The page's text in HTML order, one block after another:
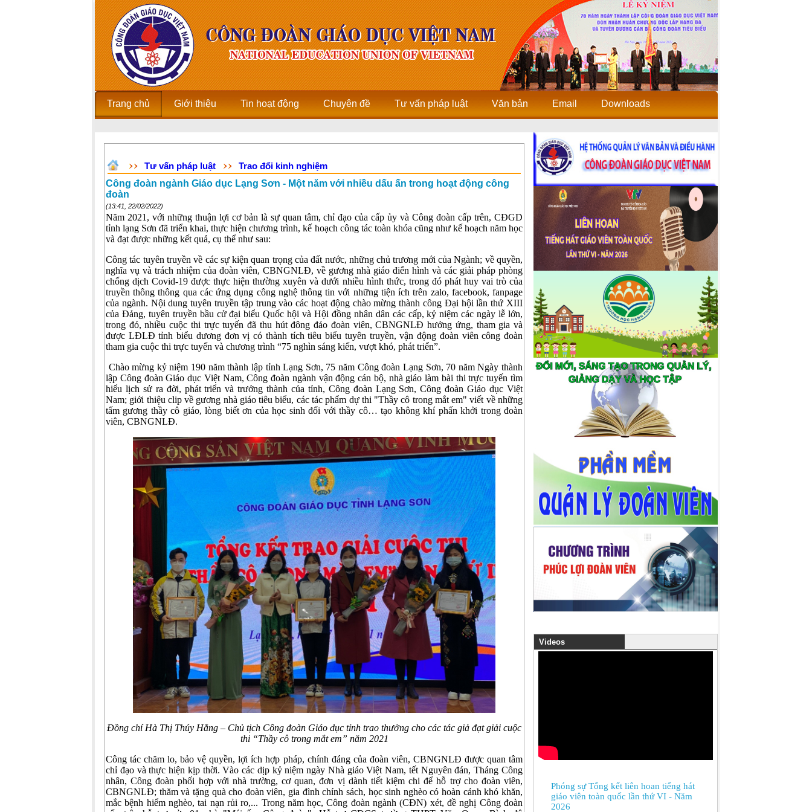
Trang chủ Giới thiệu Tin hoạt động Chuyên đề Tư vấn pháp luật Văn bản Email Downloads
Tư vấn pháp luật
Trao đổi kinh nghiệm
Công đoàn ngành Giáo dục Lạng Sơn - Một năm với nhiều dấu ấn trong hoạt động công
đoàn
(13:41, 22/02/2022)
Năm 2021, với những thuận lợi cơ bản là sự quan tâm, chỉ đạo của cấp ủy và Công đoàn cấp trên, CĐGD
tỉnh lạng Sơn đã triển khai, thực hiện chương trình, kế hoạch công tác toàn khóa cũng như kế hoạch năm học
và đạt được những kết quả, cụ thể như sau:
Công tác tuyên truyền về các sự kiện quan trọng của đất nước, những chủ trương mới của Ngành; về quyền,
nghĩa vụ và trách nhiệm của đoàn viên, CBNGNLĐ, về gương nhà giáo điển hình và các giải pháp phòng
chống dịch Covid-19 được thực hiện thường xuyên và dưới nhiều hình thức, trong đó phát huy vai trò của
truyền thông thông qua các ứng dụng công nghệ thông tin với những tiện ích trên zalo, facebook, fanpage
của ngành. Nội dung tuyên truyền tập trung vào các hoạt động chào mừng thành công Đại hội lần thứ XIII
của Đảng, tuyên truyền bầu cử đại biểu Quốc hội và Hội đồng nhân dân các cấp, kỷ niệm các ngày lễ lớn,
trong đó, nhiều cuộc thi trực tuyến đã thu hút đông đảo đoàn viên, CBNGNLĐ hưởng ứng, tham gia và
được LĐLĐ tỉnh biểu dương đơn vị có thành tích tiêu biểu tuyên truyền, vận động đoàn viên công đoàn
tham gia cuộc thi trực tuyến và chương trình “75 nghìn sáng kiến, vượt khó, phát triển”.
Chào mừng kỷ niệm 190 năm thành lập tỉnh Lạng Sơn, 75 năm Công đoàn Lạng Sơn, 70 năm Ngày thành
lập Công đoàn Giáo dục Việt Nam, Công đoàn ngành vận động cán bộ, nhà giáo làm bài thi trực tuyến tìm
hiểu lịch sử ra đời, phát triển và trưởng thành của tỉnh, Công đoàn Lạng Sơn, Công đoàn Giáo dục Việt
Nam; giới thiệu clip về gương nhà giáo tiêu biểu, các tác phẩm dự thi "Thầy cô trong mắt em" viết về những
tấm gương thầy cô giáo, lòng biết ơn của học sinh đối với thầy cô… tạo không khí phấn khởi trong đoàn
viên, CBNGNLĐ.
Đồng chí Hà Thị Thúy Hằng – Chủ tịch Công đoàn Giáo dục tỉnh trao thưởng cho các tác giả đạt giải cuộc
thi “Thầy cô trong mắt em” năm 2021
Công tác chăm lo, bảo vệ quyền, lợi ích hợp pháp, chính đáng của đoàn viên, CBNGNLĐ được quan tâm
chỉ đạo và thực hiện kịp thời. Vào các dịp kỷ niệm ngày Nhà giáo Việt Nam, tết Nguyên đán, Tháng Công
nhân, Công đoàn phối hợp với nhà trường, cơ quan, đơn vị dành tiết kiệm chi để hỗ trợ cho đoàn viên,
CBNGNLĐ; thăm và tặng quà cho đoàn viên, gia đình chính sách, học sinh nghèo có hoàn cảnh khó khăn,
mắc bệnh hiểm nghèo, tai nạn rủi ro,... Trong năm học, Công đoàn ngành (CĐN) xét, đề nghị Công đoàn
Videos
Phóng sự Tổng kết liên hoan tiếng hát
giáo viên toàn quốc lần thứ VI - Năm
2026